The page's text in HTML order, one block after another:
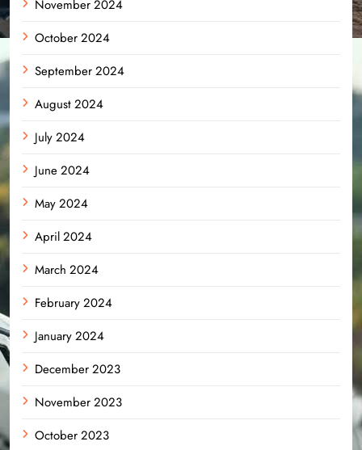
November 2024
October 2024
September 2024
August 2024
July 2024
June 2024
May 2024
April 2024
March 2024
February 2024
January 2024
December 2023
November 2023
October 2023